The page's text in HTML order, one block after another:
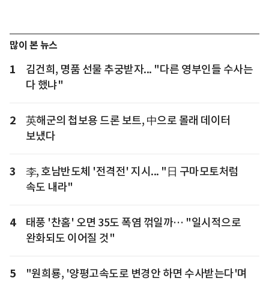
많이 본 뉴스
1
김건희, 명품 선물 추궁받자... "다른 영부인들 수사는
다 했냐"
2
英해군의 첩보용 드론 보트, 中으로 몰래 데이터
보냈다
3
李, 호남반도체 '전격전' 지시... "日 구마모토처럼
속도 내라"
4
태풍 '찬홈' 오면 35도 폭염 꺾일까… "일시적으로
완화되도 이어질 것"
5
"원희룡, '양평고속도로 변경안 하면 수사받는다'며